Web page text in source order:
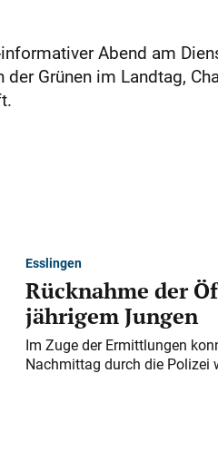
Abend am
Grünen im Landtag,
Esslingen
Rücknahme der
jährigem Jungen
Im Zuge der Ermittlungen
Nachmittag durch die Polizei